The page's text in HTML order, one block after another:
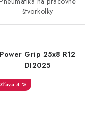
štvorkolky
Power Grip 25x8 R12
DI2025
4 %